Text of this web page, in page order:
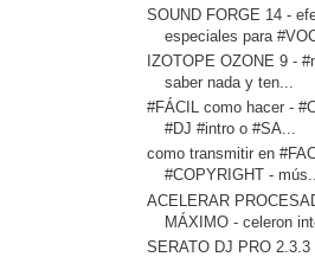
SOUND FORGE 14 -
especiales para
IZOTOPE OZONE 9 -
saber nada y ten...
#FÁCIL como hacer -
#DJ #intro o #SA...
como transmitir en
#COPYRIGHT -
ACELERAR
MÁXIMO - celeron
SERATO DJ PRO 2.3.3